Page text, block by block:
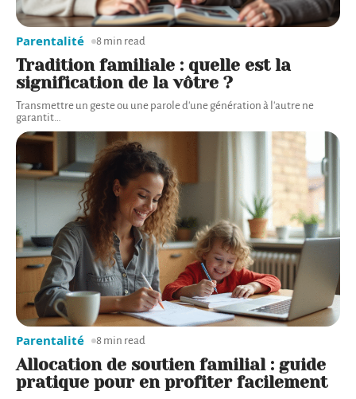
Tradition familiale : quelle est la
signification de la vôtre ?
Transmettre un geste ou une parole d'une génération à l'autre ne
garantit…
Parentalité 8 min read
Allocation de soutien familial : guide
pratique pour en profiter facilement
Parentalité 8 min read